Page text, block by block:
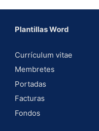
Plantillas Word
Currículum vitae
Membretes
Portadas
Facturas
Fondos